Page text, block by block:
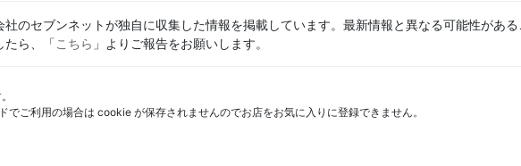
のセブンネットが独自に収集した情報を掲載しています。最新情報と異なる可能性があ
たら、「こちら 」よりご報告をお願いします。
ご利用の場合は cookie が保存されませんのでお店をお気に入りに登録できません。